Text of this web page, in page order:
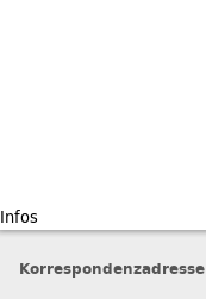
Infos
Korrespondenzadresse